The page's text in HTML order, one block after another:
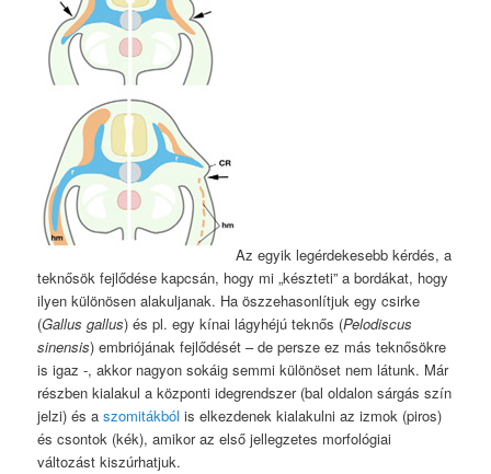
Az egyik legérdekesebb kérdés, a
teknősök fejlődése kapcsán, hogy mi „készteti” a bordákat, hogy
ilyen különösen alakuljanak. Ha öszzehasonlítjuk egy csirke
(Gallus gallus) és pl. egy kínai lágyhéjú teknős (Pelodiscus
sinensis) embriójának fejlődését – de persze ez más teknősökre
is igaz -, akkor nagyon sokáig semmi különöset nem látunk. Már
részben kialakul a központi idegrendszer (bal oldalon sárgás szín
jelzi) és aszomitákból is elkezdenek kialakulni az izmok (piros)
és csontok (kék), amikor az első jellegzetes morfológiai
változást kiszúrhatjuk.